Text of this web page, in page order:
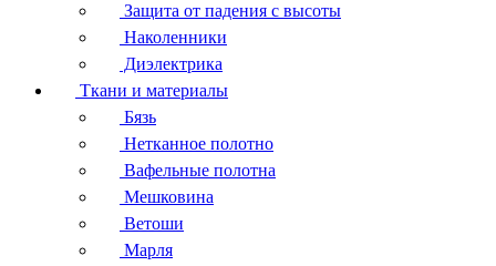
Защита от падения с высоты
Наколенники
Диэлектрика
Ткани и материалы
Бязь
Нетканное полотно
Вафельные полотна
Мешковина
Ветоши
Марля